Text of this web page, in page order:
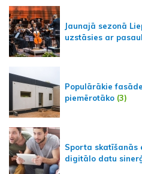
Jaunajā sezonā
uzstāsies ar
Populārākie
piemērotāko (3)
Sporta skatīšanās
digitālo datu